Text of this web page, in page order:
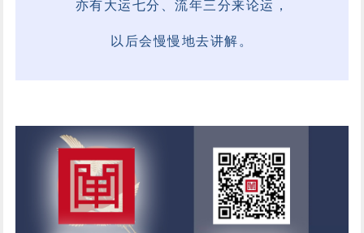
亦有大运七分、流年三分来论运，
以后会慢慢地去讲解。